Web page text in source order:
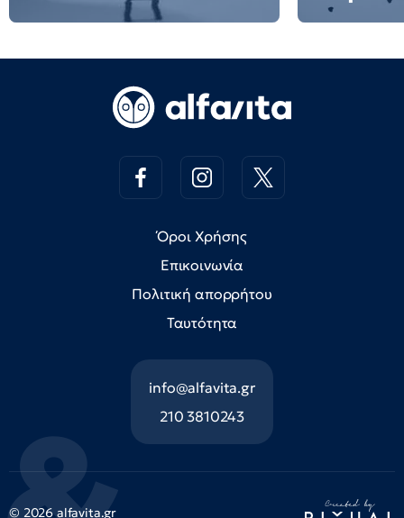
Όροι Χρήσης
Επικοινωνία
Πολιτική απορρήτου
Ταυτότητα
info@alfavita.gr
210 3810243
© 2026 alfavita.gr